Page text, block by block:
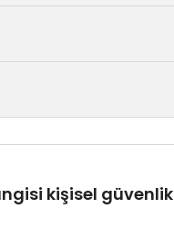
kişisel